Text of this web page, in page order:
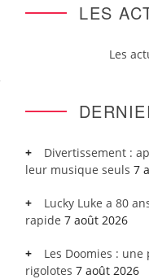
LES
Les
Divertissement :
leur musique seuls 7
Lucky Luke a 80
rapide 7 août 2026
Les Doomies : une
rigolotes 7 août 2026